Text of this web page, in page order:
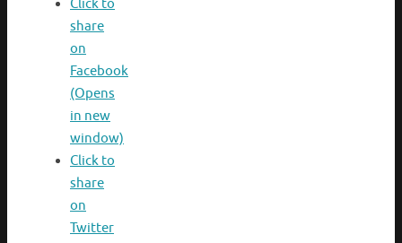
Click to
share
on
Facebook
(Opens
in new
window)
Click to
share
on
Twitter